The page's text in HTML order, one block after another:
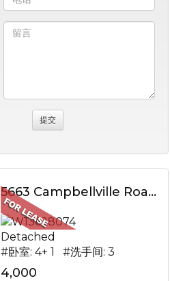
5663 Campbellville Road, Milton, ON
Detached
#卧室: 4+ 1 #洗手间: 3
4,000